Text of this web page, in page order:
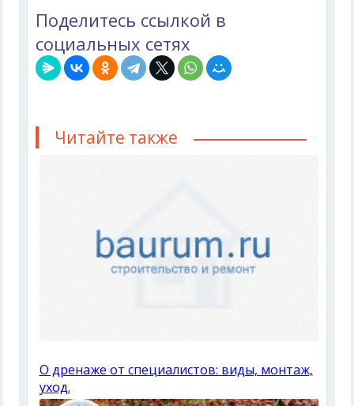
Поделитесь ссылкой в
социальных сетях
Читайте также
О дренаже от специалистов: виды, монтаж,
уход.